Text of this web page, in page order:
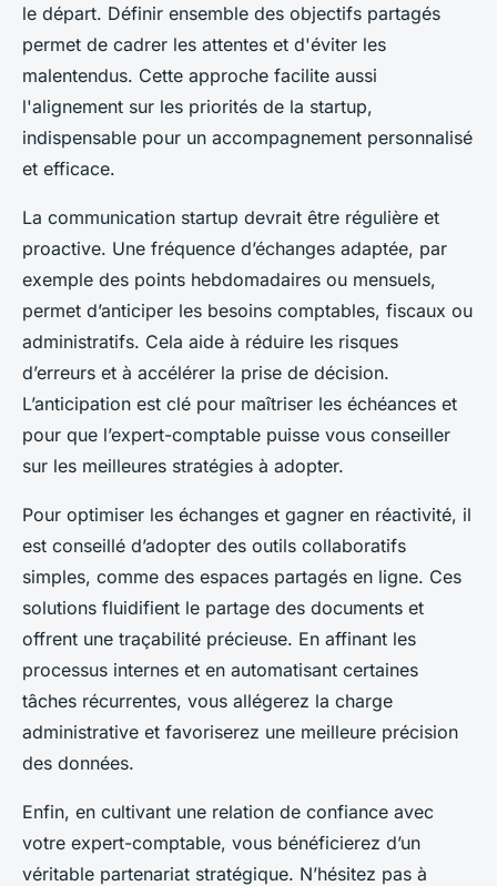
le départ. Définir ensemble des objectifs partagés
permet de cadrer les attentes et d'éviter les
malentendus. Cette approche facilite aussi
l'alignement sur les priorités de la startup,
indispensable pour un accompagnement personnalisé
et efficace.
La communication startup devrait être régulière et
proactive. Une fréquence d’échanges adaptée, par
exemple des points hebdomadaires ou mensuels,
permet d’anticiper les besoins comptables, fiscaux ou
administratifs. Cela aide à réduire les risques
d’erreurs et à accélérer la prise de décision.
L’anticipation est clé pour maîtriser les échéances et
pour que l’expert-comptable puisse vous conseiller
sur les meilleures stratégies à adopter.
Pour optimiser les échanges et gagner en réactivité, il
est conseillé d’adopter des outils collaboratifs
simples, comme des espaces partagés en ligne. Ces
solutions fluidifient le partage des documents et
offrent une traçabilité précieuse. En affinant les
processus internes et en automatisant certaines
tâches récurrentes, vous allégerez la charge
administrative et favoriserez une meilleure précision
des données.
Enfin, en cultivant une relation de confiance avec
votre expert-comptable, vous bénéficierez d’un
véritable partenariat stratégique. N’hésitez pas à